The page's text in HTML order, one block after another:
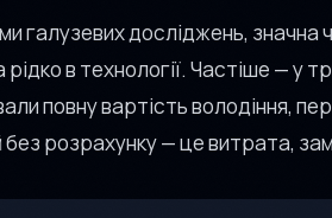
галузевих досліджень, значна
в технології. Частіше — у
повну вартість володіння,
без розрахунку — це витрата,